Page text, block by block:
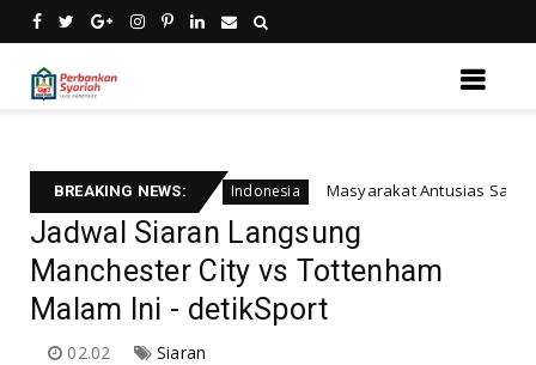
BREAKING NEWS:
Training Indonesia Masyarakat Antusias Sambut
Jadwal Siaran Langsung
Manchester City vs Tottenham
Malam Ini - detikSport
02.02 Siaran